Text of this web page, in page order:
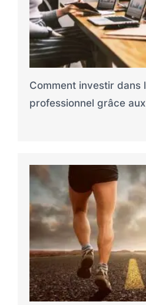
Comment investir dans
professionnel grâce aux